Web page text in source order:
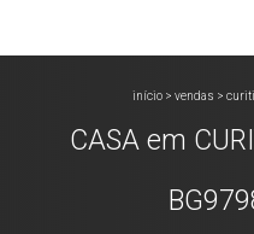
início> vendas >
CASA em